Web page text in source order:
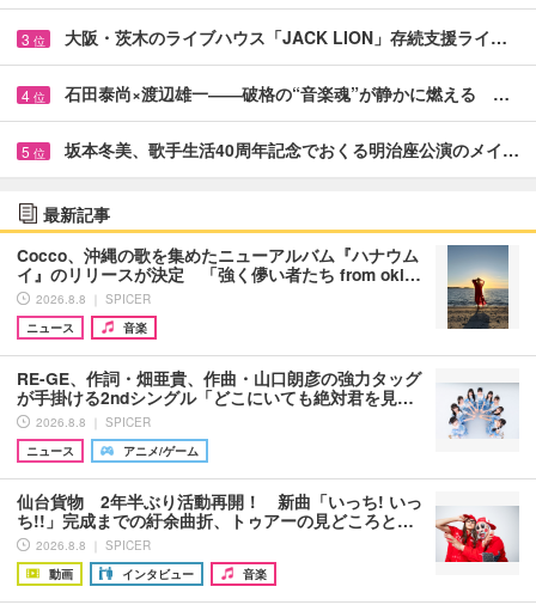
3 位 大阪・茨木のライブハウス「JACK LION」存続支援ライ…
4 位 石田泰尚×渡辺雄一――破格の“音楽魂”が静かに燃える …
5 位 坂本冬美、歌手生活40周年記念でおくる明治座公演のメイ…
最新記事
Cocco、沖縄の歌を集めたニューアルバム『ハナウム
イ』のリリースが決定 「強く儚い者たち from oki…
2026.8.8 ｜ SPICER
ニュース
音楽
RE-GE、作詞・畑亜貴、作曲・山口朗彦の強力タッグ
が手掛ける2ndシングル「どこにいても絶対君を見…
2026.8.8 ｜ SPICER
ニュース
アニメ/ゲーム
仙台貨物 2年半ぶり活動再開！ 新曲「いっち! いっ
ち!!」完成までの紆余曲折、トゥアーの見どころと…
2026.8.8 ｜ SPICER
動画
インタビュー 音楽